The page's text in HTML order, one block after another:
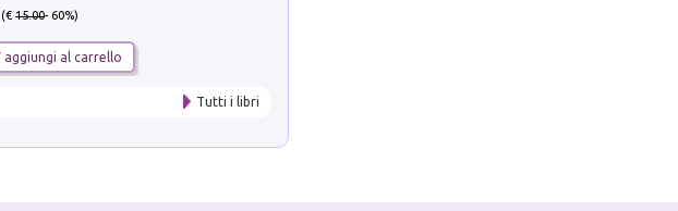
(€15.00- 60%)
aggiungi al carrello
Tutti i libri